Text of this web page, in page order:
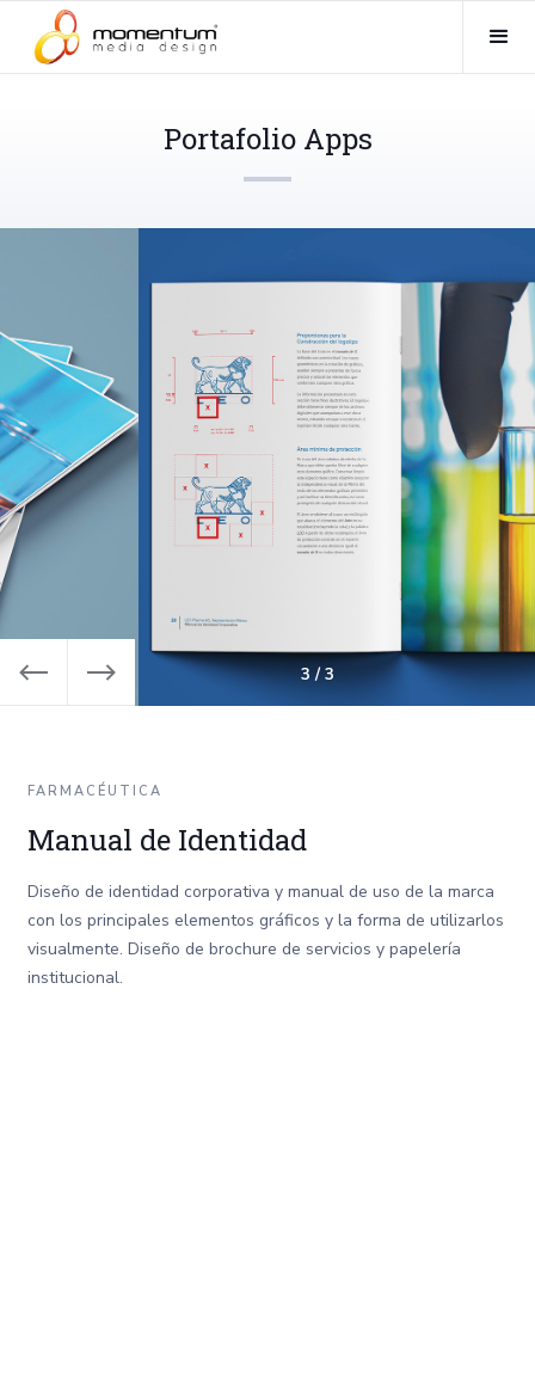
Portafolio Apps
3 / 3
FARMACÉUTICA
Manual de Identidad
Diseño de identidad corporativa y manual de uso de la marca
con los principales elementos gráficos y la forma de utilizarlos
visualmente. Diseño de brochure de servicios y papelería
institucional.